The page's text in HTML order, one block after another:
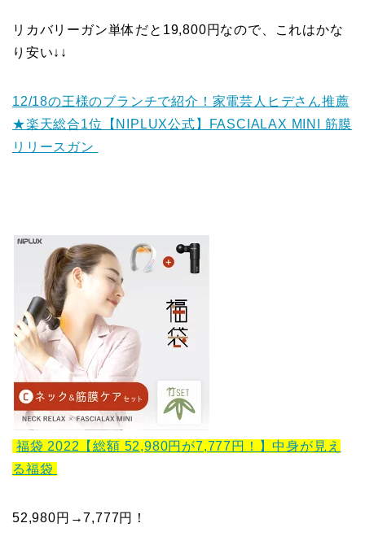
リカバリーガン単体だと19,800円なので、これはかな
り安い↓↓
12/18の王様のブランチで紹介！家電芸人ヒデさん推薦
★楽天総合1位【NIPLUX公式】FASCIALAX MINI 筋膜
リリースガン
福袋 2022【総額 52,980円が7,777円！】中身が見え
る福袋
52,980円→7,777円！